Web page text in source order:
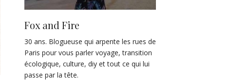
Fox and Fire
30 ans. Blogueuse qui arpente les rues de
Paris pour vous parler voyage, transition
écologique, culture, diy et tout ce qui lui
passe par la tête.